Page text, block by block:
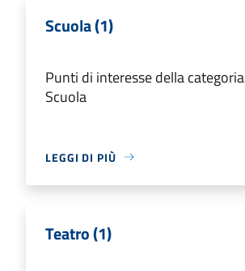
Scuola (1)
Punti di interesse della categoria
Scuola
LEGGI DI PIÙ
Teatro (1)